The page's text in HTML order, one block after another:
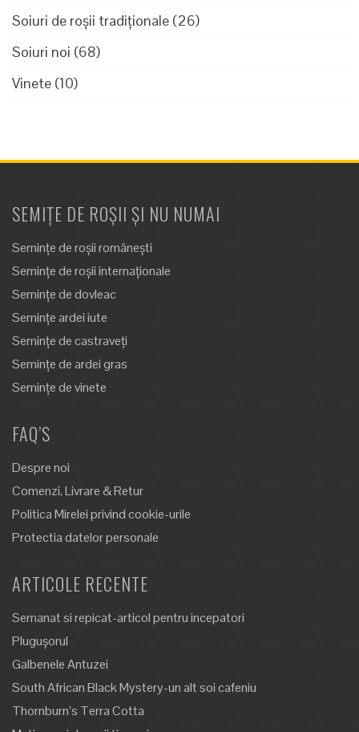
Soiuri de roșii tradiționale (26)
Soiuri noi (68)
Vinete (10)
SEMIȚE DE ROȘII ȘI NU NUMAI
Semințe de roșii românești
Semințe de roșii internaționale
Semințe de dovleac
Semințe ardei iute
Semințe de castraveți
Semințe de ardei gras
Semințe de vinete
FAQ’S
Despre noi
Comenzi, Livrare & Retur
Politica Mirelei privind cookie-urile
Protectia datelor personale
ARTICOLE RECENTE
Semanat si repicat-articol pentru incepatori
Plugușorul
Galbenele Antuzei
South African Black Mystery-un alt soi cafeniu
Thornburn’s Terra Cotta